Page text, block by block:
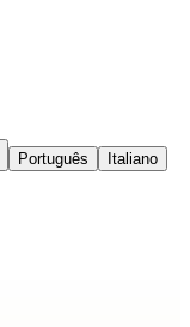
Português
Italiano